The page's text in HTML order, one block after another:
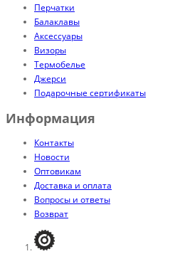
Перчатки
Балаклавы
Аксессуары
Визоры
Термобелье
Джерси
Подарочные сертификаты
Информация
Контакты
Новости
Оптовикам
Доставка и оплата
Вопросы и ответы
Возврат